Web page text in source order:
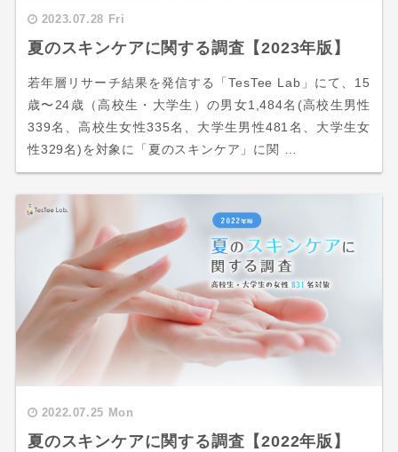
2023.07.28 Fri
夏のスキンケアに関する調査【2023年版】
若年層リサーチ結果を発信する「TesTee Lab」にて、15
歳〜24歳（高校生・大学生）の男女1,484名(高校生男性
339名、高校生女性335名、大学生男性481名、大学生女
性329名)を対象に「夏のスキンケア」に関 …
2022.07.25 Mon
夏のスキンケアに関する調査【2022年版】